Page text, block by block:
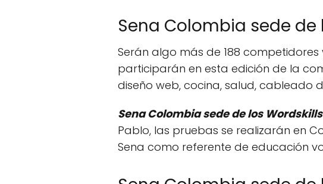
Sena Colombia sede
Serán algo más de 188 competidores
participarán en esta edición de la
diseño web, cocina, salud, cableado
Sena Colombia sede de los Wordskills
Pablo, las pruebas se realizarán en
Sena como referente de educación